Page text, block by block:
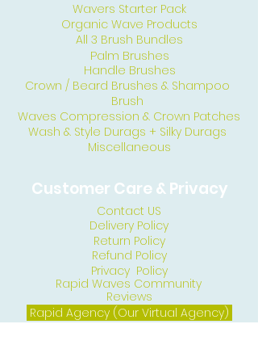
Wavers Starter Pack
Organic Wave Products
All 3 Brush Bundles
Palm Brushes
Handle Brushes
Crown / Beard Brushes & Shampoo
Brush
Waves Compression & Crown Patches
Wash & Style Durags + Silky Durags
Miscellaneous
Customer Care & Privacy
Contact US
Delivery Policy
Return Policy
Refund Policy
Privacy Policy
Rapid Waves Community
Reviews
Rapid Agency (Our Virtual Agency)